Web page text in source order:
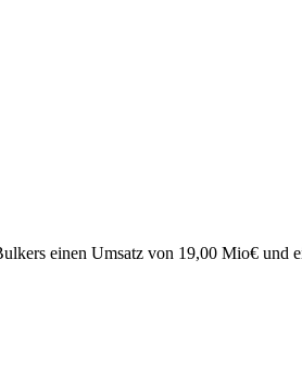
einen Umsatz von 19,00 Mio€ und